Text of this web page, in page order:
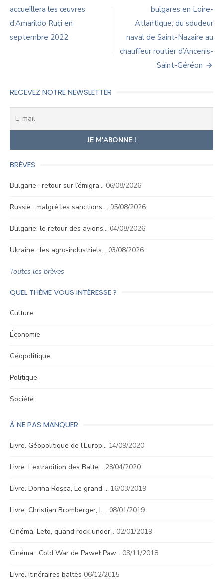
de
l’article
accueillera les œuvres
d’Amarildo Ruçi en
septembre 2022
bulgares en Loire-
Atlantique: du soudeur
naval de Saint-Nazaire au
chauffeur routier d’Ancenis-
Saint-Géréon
RECEVEZ NOTRE NEWSLETTER
BRÈVES
Bulgarie : retour sur l’émigra… 06/08/2026
Russie : malgré les sanctions,… 05/08/2026
Bulgarie: le retour des avions… 04/08/2026
Ukraine : les agro-industriels… 03/08/2026
Toutes les brèves
QUEL THÈME VOUS INTÉRESSE ?
Culture
Économie
Géopolitique
Politique
Société
À NE PAS MANQUER
Livre. Géopolitique de l’Europ… 14/09/2020
Livre. L’extradition des Balte… 28/04/2020
Livre. Dorina Roşca, Le grand … 16/03/2019
Livre. Christian Bromberger, L… 08/01/2019
Cinéma. Leto, quand rock under… 02/01/2019
Cinéma : Cold War de Paweł Paw… 03/11/2018
Livre. Itinéraires baltes 06/12/2015